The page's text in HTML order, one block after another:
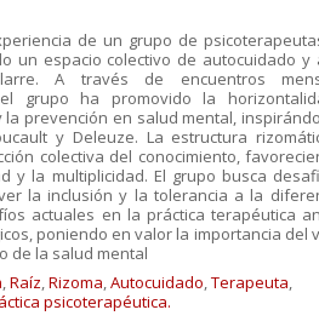
de un grupo de
un espacio colectivo de autocuidado y
A través de encuentros
grupo ha promovido la
prevención en salud mental,
y Deleuze. La estructura
colectiva del conocimiento,
y la multiplicidad. El grupo busca
la inclusión y la tolerancia a la
actuales en la práctica terapéutica
poniendo en valor la importancia del
de la salud mental
,Raíz,Rizoma,Autocuidado,Terapeuta,
psicoterapéutica.